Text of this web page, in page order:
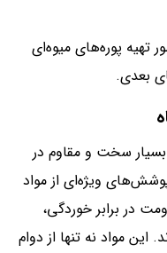
تهیه پوره‌های میوه‌ای
بعدی.
بسیار سخت و مقاوم در
ویژه‌ای از مواد
در برابر خوردگی،
این مواد نه تنها از دوام